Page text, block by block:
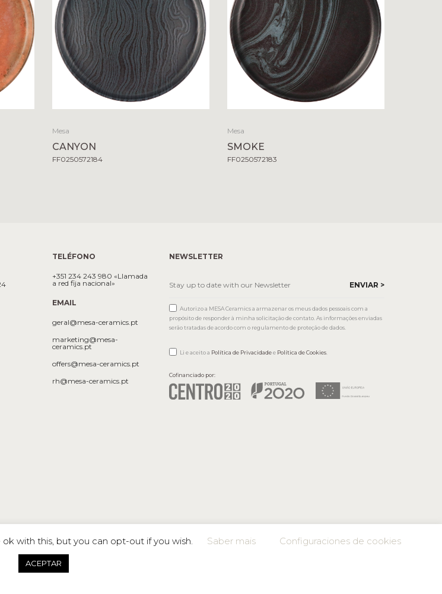
Mesa
CANYON
FF0250572184
Mesa
SMOKE
FF0250572183
TELÉFONO
+351 234 243 980 «Llamada
a red fija nacional»
EMAIL
geral@mesa-ceramics.pt
marketing@mesa-
ceramics.pt
offers@mesa-ceramics.pt
rh@mesa-ceramics.pt
NEWSLETTER
Autorizo a MESA Ceramics a armazenar os meus dados pessoais com a
propósito de responder à minha solicitação de contato. As informações enviadas
serão tratadas de acordo com o regulamento de proteção de dados.
Li e aceito a Política de Privacidadee Política de Cookies.
Cofinanciado por:
with this, but you can opt-out if you wish. Saber mais Configuraciones de cookies
ACEPTAR